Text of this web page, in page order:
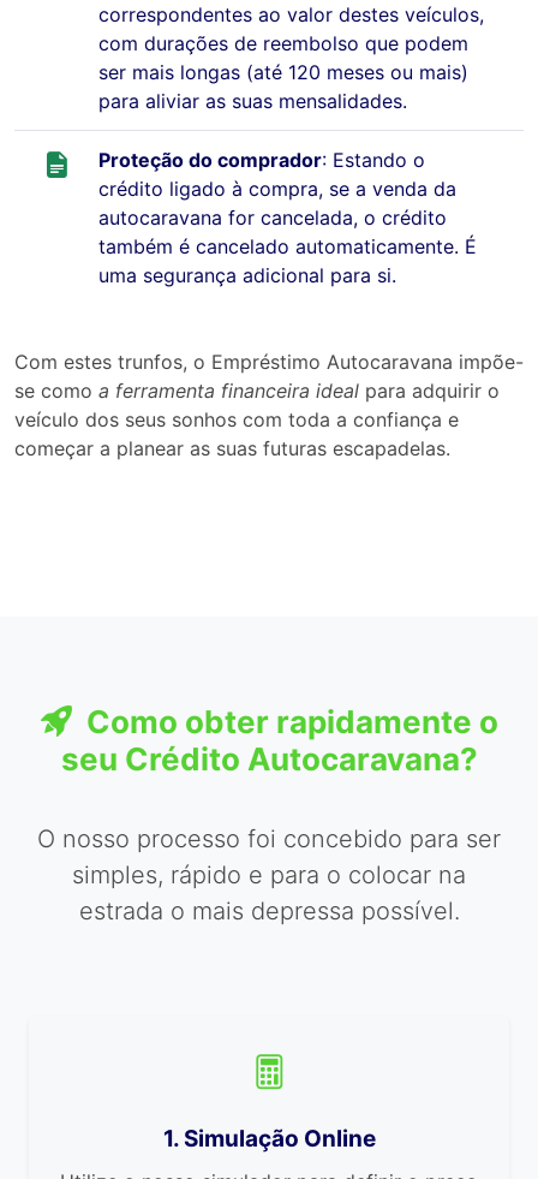
correspondentes ao valor destes veículos,
com durações de reembolso que podem
ser mais longas (até 120 meses ou mais)
para aliviar as suas mensalidades.
Proteção do comprador: Estando o
crédito ligado à compra, se a venda da
autocaravana for cancelada, o crédito
também é cancelado automaticamente. É
uma segurança adicional para si.
Com estes trunfos, o Empréstimo Autocaravana impõe-
se como a ferramenta financeira ideal para adquirir o
veículo dos seus sonhos com toda a confiança e
começar a planear as suas futuras escapadelas.
Como obter rapidamente o
seu Crédito Autocaravana?
O nosso processo foi concebido para ser
simples, rápido e para o colocar na
estrada o mais depressa possível.
1. Simulação Online